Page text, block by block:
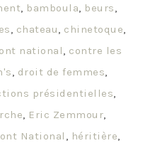
, bamboula, beurs,
, chateau, chinetoque,
national, contre les
, droit de femmes,
présidentielles,
, Eric Zemmour,
National , héritière,